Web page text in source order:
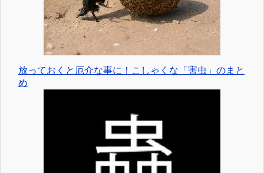
放っておくと厄介な事に！こしゃくな「害虫」のまと
め